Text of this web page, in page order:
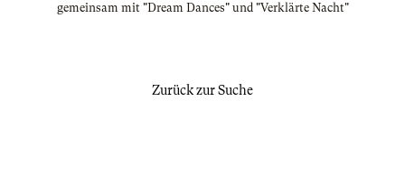
gemeinsam mit "Dream Dances" und "Verklärte Nacht"
Zurück zur Suche